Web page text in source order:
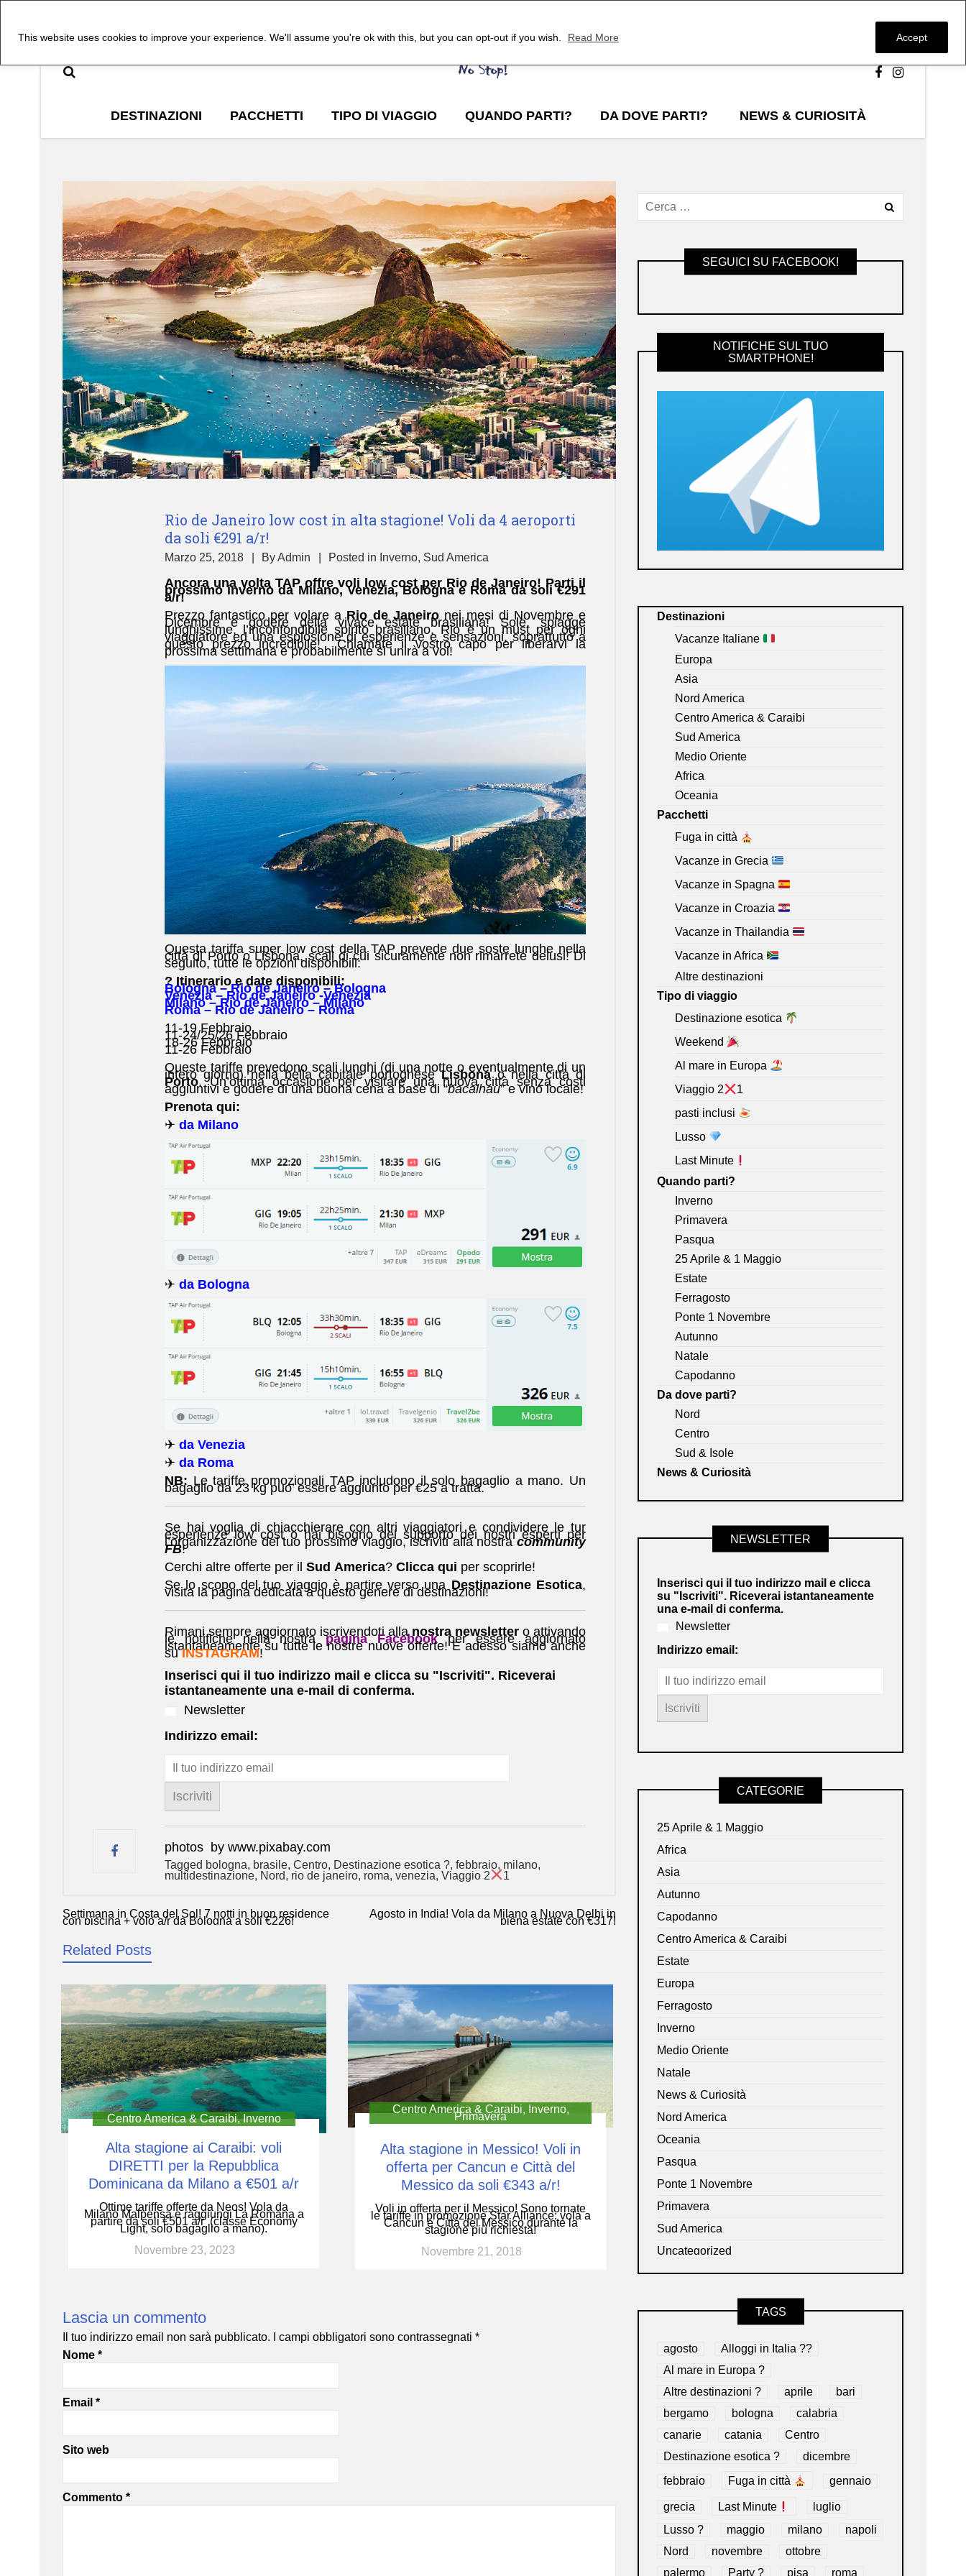
This website uses cookies to improve your experience. We'll assume you're ok with this, but you can opt-out if you wish. Read More Accept
DESTINAZIONI PACCHETTI TIPO DI VIAGGIO QUANDO PARTI? DA DOVE PARTI? NEWS & CURIOSITÀ
Rio de Janeiro low cost in alta stagione! Voli da 4 aeroporti
da soli €291 a/r!
Marzo 25, 2018 ByAdmin Posted in Inverno, Sud America
Ancora una volta TAP offre voli low cost per Rio de Janeiro! Parti il
prossimo inverno da Milano, Venezia, Bologna e Roma da soli €291
a/r!
Prezzo fantastico per volare aRio de Janeironei mesi di Novembre e
Dicembre e godere della vivace estate brasiliana! Sole, spiagge
lunghissime, l’inconfondibile spirito brasiliano, Rio è un must per ogni
viaggiatore ed una esplosione di esperienze e sensazioni, soprattutto a
questo prezzo incredibile! Chiamate il vostro capo per liberarvi la
prossima settimana e probabilmente si unirà a voi!
Questa tariffa super low cost della TAP prevede due soste lunghe nella
città di Porto o Lisbona, scali di cui sicuramente non rimarrete delusi! Di
seguito, tutte le opzioni disponibili:
? Itinerario e date disponibili:
Bologna – Rio de Janeiro – Bologna
Venezia – Rio de Janeiro -Venezia
Milano – Rio de Janeiro – Milano
Roma – Rio de Janeiro – Roma
11-19 Febbraio
11-24/25/26 Febbraio
18-26 Febbraio
11-26 Febbraio
Queste tariffe prevedono scali lunghi (di una notte o eventualmente di un
intero giorno) nella bella capitale portogheseLisbonao nella città di
Porto. Un’ottima occasione per visitare una nuova città senza costi
aggiuntivi e godere di una buona cena a base di “bacalhau” e vino locale!
Prenota qui:
✈ da Milano
✈ da Bologna
✈ da Venezia
✈ da Roma
NB: Le tariffe promozionali TAP includono il solo bagaglio a mano. Un
bagaglio da 23 kg puo’ essere aggiunto per €25 a tratta.
Se hai voglia di chiacchierare con altri viaggiatori e condividere le tur
esperienze low cost o hai bisogno del supporto dei nostri esperti per
l’organizzazione del tuo prossimo viaggio, iscriviti alla nostracommunity
FB!
Cerchi altre offerte per il Sud America? Clicca qui per scoprirle!
Se lo scopo del tuo viaggio è partire verso una Destinazione Esotica,
visita la pagina dedicata a questo genere di destinazioni!
Rimani sempre aggiornato iscrivendoti alla nostra newsletter o attivando
le notifiche nella nostra pagina Facebookper essere aggiornato
istantaneamente su tutte le nostre nuove offerte! E adesso siamo anche
su INSTAGRAM!
Inserisci qui il tuo indirizzo mail e clicca su "Iscriviti". Riceverai
istantaneamente una e-mail di conferma.
Newsletter
Indirizzo email:
photos by www.pixabay.com
Tagged bologna, brasile, Centro, Destinazione esotica ?, febbraio, milano,
multidestinazione, Nord, rio de janeiro, roma, venezia, Viaggio 2 1
Navigazione
Settimana in Costa del Sol! 7 notti in buon residence
con piscina + volo a/r da Bologna a soli €226!
Agosto in India! Vola da Milano a Nuova Delhi in
piena estate con €317!
Related Posts
Centro America & Caraibi,Inverno
Alta stagione ai Caraibi: voli
DIRETTI per la Repubblica
Dominicana da Milano a €501 a/r
Ottime tariffe offerte da Neos! Vola da
Milano Malpensa e raggiungi La Romana a
partire da soli €501 a/r (classe Economy
Light, solo bagaglio a mano).
Novembre 23, 2023
Centro America & Caraibi, Inverno,
Primavera
Alta stagione in Messico! Voli in
offerta per Cancun e Città del
Messico da soli €343 a/r!
Voli in offerta per il Messico! Sono tornate
le tariffe in promozione Star Alliance: vola a
Cancun e Città del Messico durante la
stagione più richiesta!
Novembre 21, 2018
Lascia un commento
Il tuo indirizzo email non sarà pubblicato. I campi obbligatori sono contrassegnati *
Nome *
Email *
Sito web
Commento *
SEGUICI SU FACEBOOK!
NOTIFICHE SUL TUO
SMARTPHONE!
Destinazioni
Vacanze Italiane
Europa
Asia
Nord America
Centro America & Caraibi
Sud America
Medio Oriente
Africa
Oceania
Pacchetti
Fuga in città
Vacanze in Grecia
Vacanze in Spagna
Vacanze in Croazia
Vacanze in Thailandia
Vacanze in Africa
Altre destinazioni
Tipo di viaggio
Destinazione esotica
Weekend
Al mare in Europa
Viaggio 2
1
pasti inclusi
Lusso
Last Minute
Quando parti?
Inverno
Primavera
Pasqua
25 Aprile & 1 Maggio
Estate
Ferragosto
Ponte 1 Novembre
Autunno
Natale
Capodanno
Da dove parti?
Nord
Centro
Sud & Isole
News & Curiosità
NEWSLETTER
Inserisci qui il tuo indirizzo mail e clicca
su "Iscriviti". Riceverai istantaneamente
una e-mail di conferma.
Newsletter
Indirizzo email:
CATEGORIE
25 Aprile & 1 Maggio
Africa
Asia
Autunno
Capodanno
Centro America & Caraibi
Estate
Europa
Ferragosto
Inverno
Medio Oriente
Natale
News & Curiosità
Nord America
Oceania
Pasqua
Ponte 1 Novembre
Primavera
Sud America
Uncategorized
TAGS
agosto
Alloggi in Italia ??
Al mare in Europa ?️
Altre destinazioni ?
aprile
bari
bergamo
bologna
calabria
canarie
catania
Centro
Destinazione esotica ?
dicembre
febbraio Fuga in città gennaio
grecia Last Minute
luglio
Lusso ?
maggio milano
napoli
Nord
novembre
ottobre
palermo
Party ? pisa roma